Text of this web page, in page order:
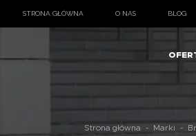
STRONA GŁÓWNA O NAS BLOG
Strona główna - Marki -